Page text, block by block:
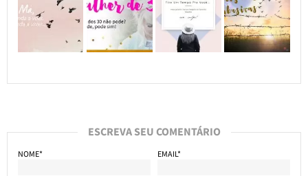
ESCREVA SEU COMENTÁRIO
NOME* EMAIL*